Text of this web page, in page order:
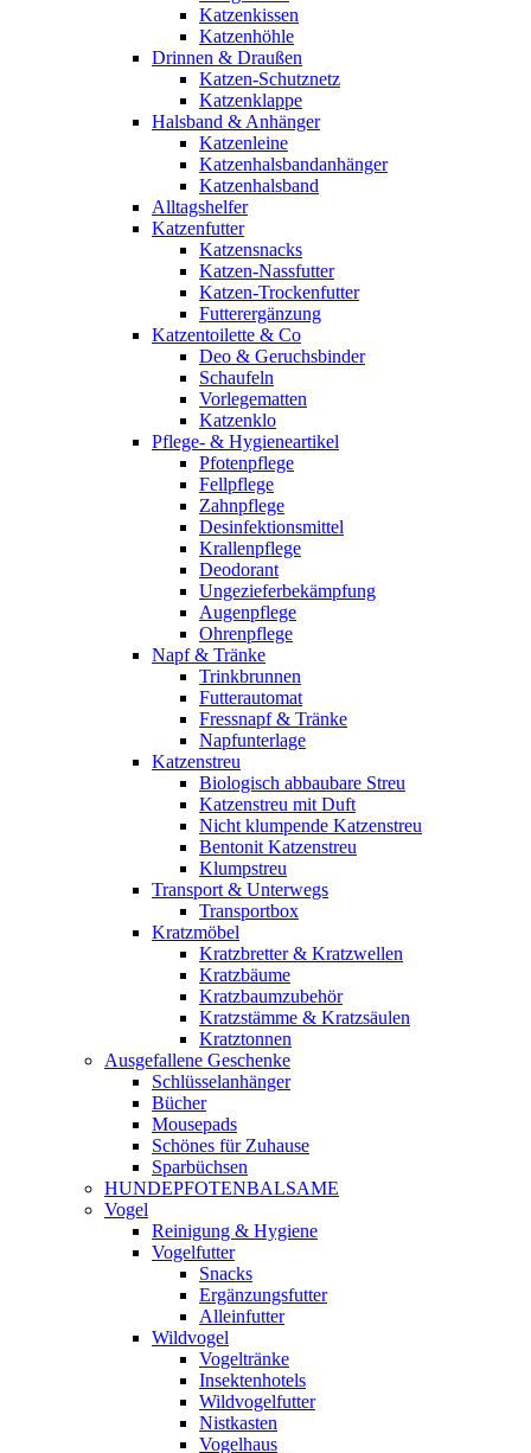
Katzenkissen
Katzenhöhle
Drinnen & Draußen
Katzen-Schutznetz
Katzenklappe
Halsband & Anhänger
Katzenleine
Katzenhalsbandanhänger
Katzenhalsband
Alltagshelfer
Katzenfutter
Katzensnacks
Katzen-Nassfutter
Katzen-Trockenfutter
Futterergänzung
Katzentoilette & Co
Deo & Geruchsbinder
Schaufeln
Vorlegematten
Katzenklo
Pflege- & Hygieneartikel
Pfotenpflege
Fellpflege
Zahnpflege
Desinfektionsmittel
Krallenpflege
Deodorant
Ungezieferbekämpfung
Augenpflege
Ohrenpflege
Napf & Tränke
Trinkbrunnen
Futterautomat
Fressnapf & Tränke
Napfunterlage
Katzenstreu
Biologisch abbaubare Streu
Katzenstreu mit Duft
Nicht klumpende Katzenstreu
Bentonit Katzenstreu
Klumpstreu
Transport & Unterwegs
Transportbox
Kratzmöbel
Kratzbretter & Kratzwellen
Kratzbäume
Kratzbaumzubehör
Kratzstämme & Kratzsäulen
Kratztonnen
Ausgefallene Geschenke
Schlüsselanhänger
Bücher
Mousepads
Schönes für Zuhause
Sparbüchsen
HUNDEPFOTENBALSAME
Vogel
Reinigung & Hygiene
Vogelfutter
Snacks
Ergänzungsfutter
Alleinfutter
Wildvogel
Vogeltränke
Insektenhotels
Wildvogelfutter
Nistkasten
Vogelhaus